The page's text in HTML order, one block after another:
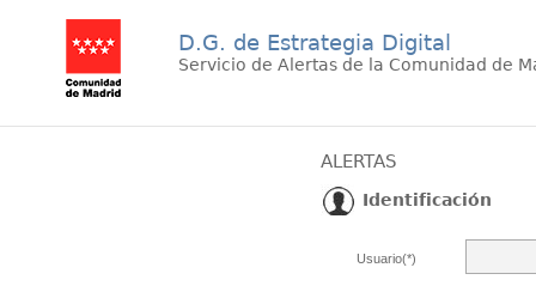
D.G. de Estrategia Digital
Servicio de Alertas de la Comunidad de
ALERTAS
Identificación
Usuario(*)